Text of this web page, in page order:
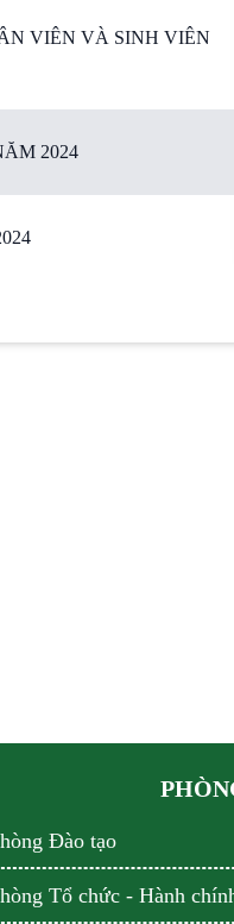
VIÊN VÀ SINH VIÊN
2024
Đào tạo
Tổ chức - Hành